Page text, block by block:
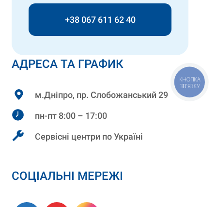
АДРЕСА ТА ГРАФИК
м.Дніпро, пр. Слобожанський 29
пн-пт 8:00 – 17:00
Сервісні центри по Україні
СОЦІАЛЬНІ МЕРЕЖІ
+38 067 611 62 40
КНОПКА
ЗВ'ЯЗКУ